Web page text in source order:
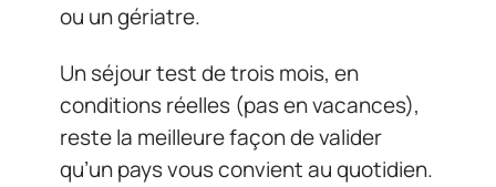
ou un gériatre.
Un séjour test de trois mois, en
conditions réelles (pas en vacances),
reste la meilleure façon de valider
qu’un pays vous convient au quotidien.